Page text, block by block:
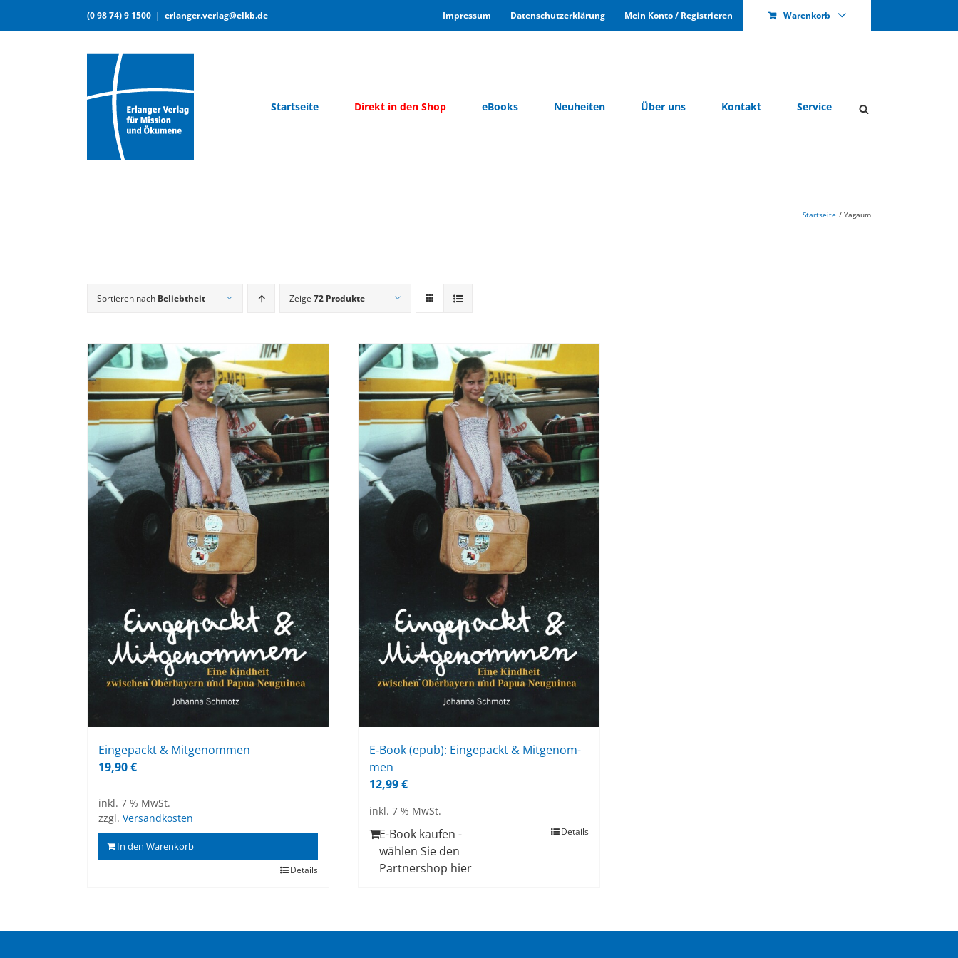
(0 98 74) 9 1500 | erlanger.verlag@elkb.de Im­pres­sum Da­ten­schutz­er­klä­rung Mein Kon­to / Re­gis­trie­ren Warenkorb
Start­sei­te Di­rekt in den Shop eBooks Neu­hei­ten Über uns Kon­takt Ser­vice
Startseite Yagaum
Sortieren nach Beliebtheit Zeige 72 Produkte
Ein­ge­packt & Mit­ge­nom­men
19,90€
inkl. 7 % MwSt.
zzgl. Versandkosten
In den Warenkorb
Details
E‑Book (epub): Ein­ge­packt & Mit­ge­nom­
men
12,99€
inkl. 7 % MwSt.
E-Book kaufen -
wählen Sie den
Partnershop hier
Details